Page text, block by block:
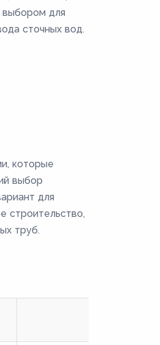
выбором для
сточных вод.
которые
выбор
для
строительство,
труб.